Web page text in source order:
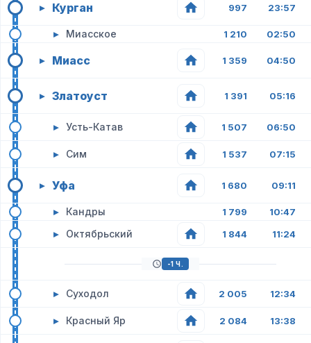
▸ Курган 997 23:57
▸ Миасское 1 210 02:50
▸ Миасс 1 359 04:50
▸ Златоуст 1 391 05:16
▸ Усть-Катав 1 507 06:50
▸ Сим 1 537 07:15
▸ Уфа 1 680 09:11
▸ Кандры 1 799 10:47
▸ Октябрьский 1 844 11:24
-1 Ч.
▸ Суходол 2 005 12:34
▸ Красный Яр 2 084 13:38